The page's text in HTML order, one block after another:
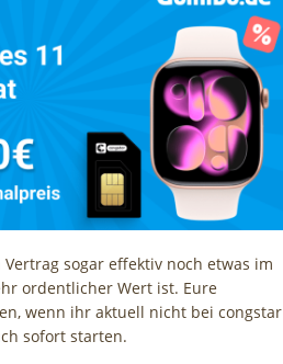
sogar effektiv noch etwas im
ordentlicher Wert ist. Eure
wenn ihr aktuell nicht bei congstar
sofort starten.